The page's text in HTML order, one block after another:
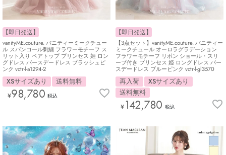
【即日発送】
vanityME.couture. バニティーミークチュー
ル スパンコール刺繍 フラワーモチーフ ス
リット入り ベアトップ プリンセス 姫 ロン
グドレス バースデードレス ブラッシュピ
ンク vctr-l-a1294-2
XSサイズあり 送料無料
¥98,780 税込
【即日発送】
【3点セット】vanityME.couture. バニティー
ミークチュール オーロラグラデーション
フラワーモチーフ リボン ショール・スリ
ーブ付き プリンセス 姫 ロングドレス バー
スデードレス ブルーピンク vctr-l-gl3570
再入荷
XSサイズあり
送料無料
¥142,780 税込